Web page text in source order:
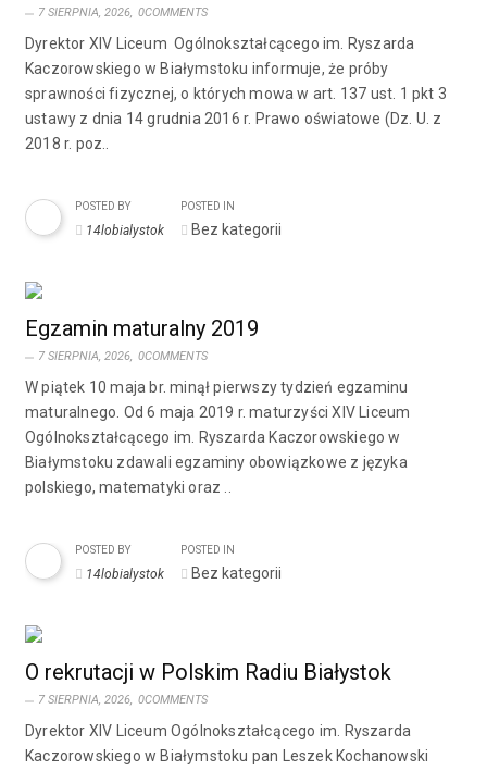
7 SIERPNIA, 2026, 0COMMENTS
Dyrektor XIV Liceum Ogólnokształcącego im. Ryszarda
Kaczorowskiego w Białymstoku informuje, że próby
sprawności fizycznej, o których mowa w art. 137 ust. 1 pkt 3
ustawy z dnia 14 grudnia 2016 r. Prawo oświatowe (Dz. U. z
2018 r. poz..
POSTED BY
14lobialystok
POSTED IN
Bez kategorii
Egzamin maturalny 2019
7 SIERPNIA, 2026, 0COMMENTS
W piątek 10 maja br. minął pierwszy tydzień egzaminu
maturalnego. Od 6 maja 2019 r. maturzyści XIV Liceum
Ogólnokształcącego im. Ryszarda Kaczorowskiego w
Białymstoku zdawali egzaminy obowiązkowe z języka
polskiego, matematyki oraz ..
POSTED BY
14lobialystok
POSTED IN
Bez kategorii
O rekrutacji w Polskim Radiu Białystok
7 SIERPNIA, 2026, 0COMMENTS
Dyrektor XIV Liceum Ogólnokształcącego im. Ryszarda
Kaczorowskiego w Białymstoku pan Leszek Kochanowski